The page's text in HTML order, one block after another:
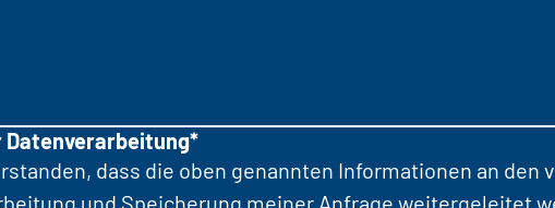
Datenverarbeitung*
dass die oben genannten Informationen an den